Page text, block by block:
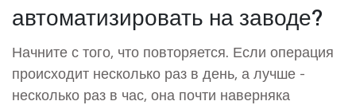
автоматизировать на заводе?
Начните с того, что повторяется. Если операция
происходит несколько раз в день, а лучше -
несколько раз в час, она почти наверняка